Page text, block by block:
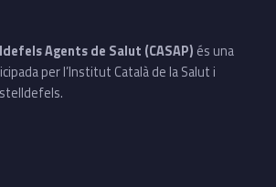
Agents de Salut (CASAP) és una
per l’Institut Català de la Salut i